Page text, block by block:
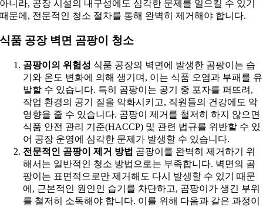
아니라, 공장 시설의 내구성에도 심각한 문제를 일으킬 수 있기
때문에, 전문적인 청소 절차를 통해 완벽히 제거해야 합니다.
식품 공장 벽면 곰팡이 청소
곰팡이의 위험성 식품 공장의 벽면에 발생한 곰팡이는 습
기와 온도 변화에 의해 생기며, 이는 식품 오염과 부패를 유
발할 수 있습니다. 특히 곰팡이는 공기 중 포자를 퍼뜨려,
작업 환경의 공기 질을 악화시키고, 직원들의 건강에도 악
영향을 줄 수 있습니다. 곰팡이 제거를 철저히 하지 않으면
식품 안전 관리 기준(HACCP) 및 관련 법규를 위반할 수 있
어 공장 운영에 심각한 문제가 발생할 수 있습니다.
전문적인 곰팡이 제거 방법 곰팡이를 완벽히 제거하기 위
해서는 일반적인 청소 방법으로는 부족합니다. 벽면의 곰
팡이는 표면적으로만 제거해도 다시 발생할 수 있기 때문
에, 근본적인 원인인 습기를 차단하고, 곰팡이가 생긴 부위
를 철저히 소독해야 합니다. 이를 위해 다음과 같은 과정이